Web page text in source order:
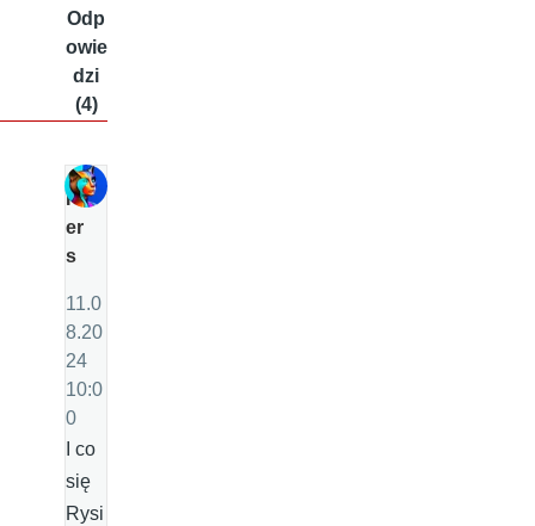
Odp
owie
dzi
(4)
P
er
s
11.0
8.20
24
10:0
0
I co
się
Rysi